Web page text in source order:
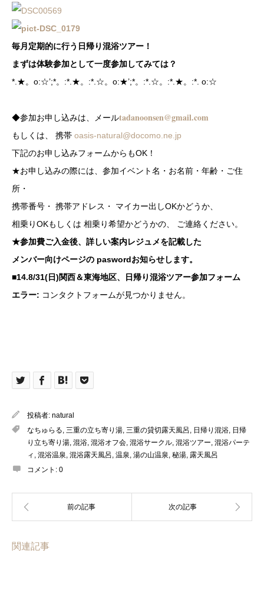
毎月定期的に行う日帰り混浴ツアー！
まずは体験参加として一度参加してみては？
*.★。o:☆’;*。:*.★。:*.☆。o:★’;*。:*.☆。:*.★。:*. o:☆
◆参加お申し込みは、メールtadanoonsen@gmail.com
もしくは、 携帯 oasis-natural@docomo.ne.jp
下記のお申し込みフォームからもOK！
★お申し込みの際には、参加イベント名・お名前・年齢・ご住
所・
携帯番号・ 携帯アドレス・ マイカー出しOKかどうか、
相乗りOKもしくは 相乗り希望かどうかの、 ご連絡ください。
★参加費ご入金後、詳しい案内レジュメを記載した
メンバー向けページの paswordお知らせします。
■14.8/31(日)関西＆東海地区、日帰り混浴ツアー参加フォーム
エラー: コンタクトフォームが見つかりません。
投稿者: natural
なちゅらる 三重の立ち寄り湯 三重の貸切露天風呂 日帰り混浴 日帰
り立ち寄り湯 混浴 混浴オフ会 混浴サークル 混浴ツアー 混浴パーテ
ィ 混浴温泉 混浴露天風呂 温泉 湯の山温泉 秘湯 露天風呂
コメント: 0
関連記事